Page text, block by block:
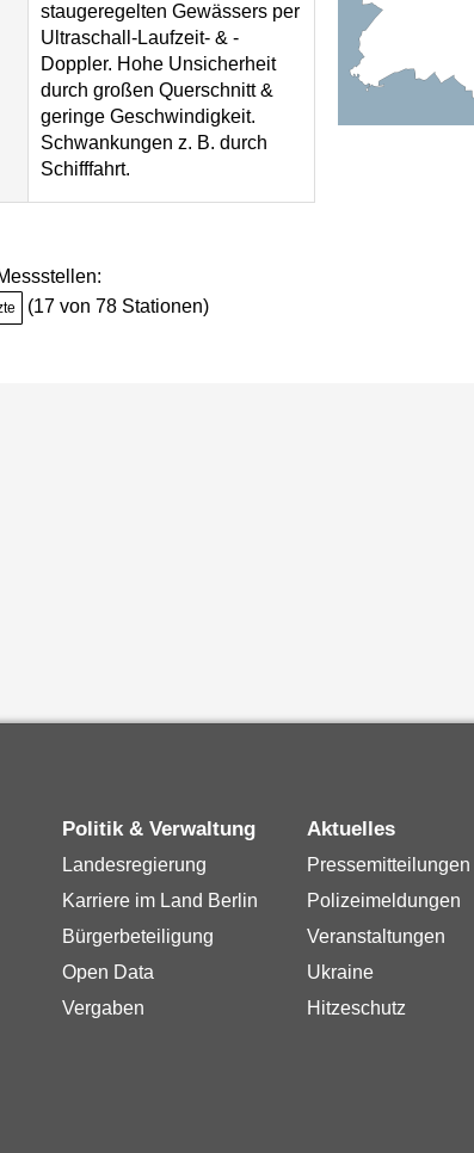
staugeregelten Gewässers per
Ultraschall-Laufzeit- & -
Doppler. Hohe Unsicherheit
durch großen Querschnitt &
geringe Geschwindigkeit.
Schwankungen z. B. durch
Schifffahrt.
(17 von 78 Stationen)
Politik & Verwaltung
Landesregierung
Karriere im Land Berlin
Bürgerbeteiligung
Open Data
Vergaben
Aktuelles
Pressemitteilungen
Polizeimeldungen
Veranstaltungen
Ukraine
Hitzeschutz